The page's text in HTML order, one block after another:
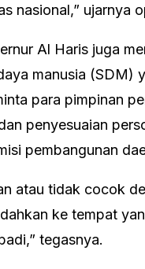
nasional,” ujarnya
Al Haris juga
manusia (SDM)
para pimpinan
penyesuaian
pembangunan
atau tidak cocok
ke tempat
tegasnya.